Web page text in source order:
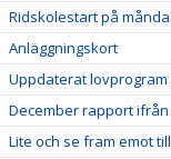
Ridskolestart på
Anläggningskort
Uppdaterat lovprogram
December rapport
Lite och se fram emot